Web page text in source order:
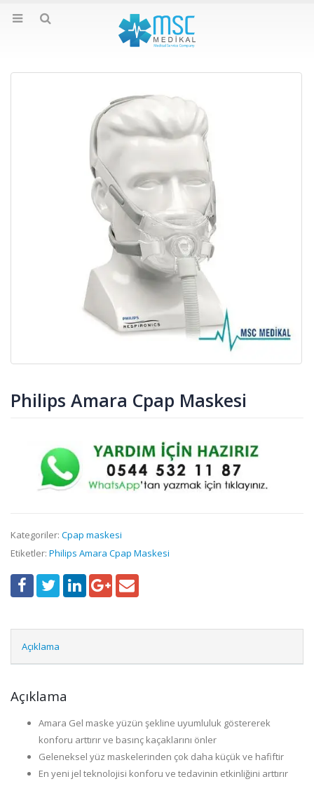
Philips Amara Cpap Maskesi
Kategoriler: Cpap maskesi
Etiketler: Philips Amara Cpap Maskesi
Açıklama
Açıklama
Amara Gel maske yüzün şekline uyumluluk göstererek
konforu arttırır ve basınç kaçaklarını önler
Geleneksel yüz maskelerinden çok daha küçük ve hafiftir
En yeni jel teknolojisi konforu ve tedavinin etkinliğini arttırır